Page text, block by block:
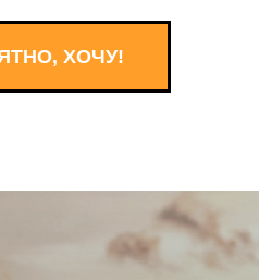
ХОЧУ!